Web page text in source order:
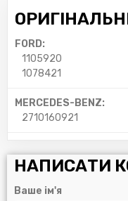
FORD:
1105920
1078421
MERCEDES-BENZ:
2710160921
НАПИСАТИ
Ваше ім'я